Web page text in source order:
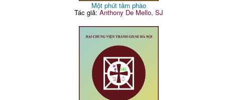
Một phút tầm phào
Tác giả:Anthony De Mello, SJ